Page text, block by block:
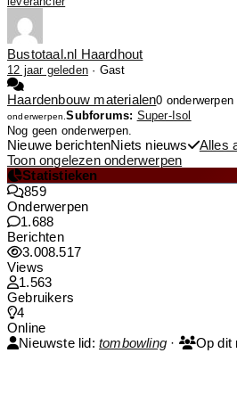
Bustotaal.nl Haardhout
12 jaar geleden · Gast
Haardenbouw materialen0 onderwerpen
onderwerpen.Subforums: Super-Isol
Nog geen onderwerpen.
Nieuwe berichtenNiets nieuws
Alles
Toon ongelezen onderwerpen
Statistieken
859
Onderwerpen
1.688
Berichten
3.008.517
Views
1.563
Gebruikers
4
Online
Nieuwste lid:tombowling · Op dit